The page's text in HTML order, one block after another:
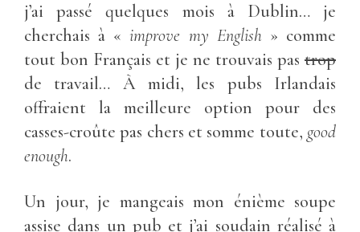
j’ai passé quelques mois à Dublin… je
cherchais à «improve my English» comme
tout bon Français et je ne trouvais pas trop
de travail… À midi, les pubs Irlandais
offraient la meilleure option pour des
casses-croûte pas chers et somme toute, good
enough.
Un jour, je mangeais mon énième soupe
assise dans un pub et j’ai soudain réalisé à